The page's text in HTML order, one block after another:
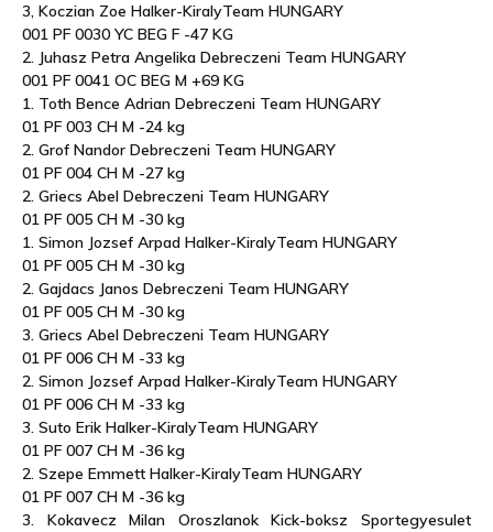
3, Koczian Zoe Halker-KiralyTeam HUNGARY
001 PF 0030 YC BEG F -47 KG
2. Juhasz Petra Angelika Debreczeni Team HUNGARY
001 PF 0041 OC BEG M +69 KG
1. Toth Bence Adrian Debreczeni Team HUNGARY
01 PF 003 CH M -24 kg
2. Grof Nandor Debreczeni Team HUNGARY
01 PF 004 CH M -27 kg
2. Griecs Abel Debreczeni Team HUNGARY
01 PF 005 CH M -30 kg
1. Simon Jozsef Arpad Halker-KiralyTeam HUNGARY
01 PF 005 CH M -30 kg
2. Gajdacs Janos Debreczeni Team HUNGARY
01 PF 005 CH M -30 kg
3. Griecs Abel Debreczeni Team HUNGARY
01 PF 006 CH M -33 kg
2. Simon Jozsef Arpad Halker-KiralyTeam HUNGARY
01 PF 006 CH M -33 kg
3. Suto Erik Halker-KiralyTeam HUNGARY
01 PF 007 CH M -36 kg
2. Szepe Emmett Halker-KiralyTeam HUNGARY
01 PF 007 CH M -36 kg
3. Kokavecz Milan Oroszlanok Kick-boksz Sportegyesulet